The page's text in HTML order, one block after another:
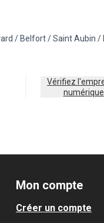
de vie
le secteur : 3 - Les
/ Belfort / Saint Aubin /
Vérifiez l'empreinte
numérique
Mon compte
Créer un compte